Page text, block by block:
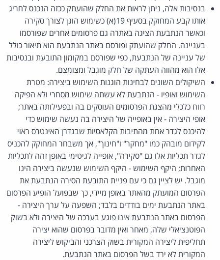
בנסיבות אלה, ניתן לראות את החלק שהועתק ככזה הנכנס לחריג
אותו קבע המחוקק בסעיף 19(א) כשימוש הוגן לצורך סקירה
וכאשר הנתבעת הציגה באתרה גם פרסומים אחרים שפורסמו
בעניינה. החלק שהועתק ופורסם באתר הנתבעת הוא תיאור כולל
של עניינה של הנתבעת, כפי שפורסם במקומון התובעת ובנסיבות
אלו הוא מהווה העתקה של חלק מוגבל ומצומצם.
השיקולים השונים לבחינות הוגנות השימוש ביצירה: מטרת
השימוש ואופיו - הנתבעת לא עשתה שימוש מסחרי ולא הפיקה
רווח כלכלי מהצגת הפרסומים העוסקים בה ובפעילותה באתר;
אופי היצירה - אין באופייה של היצירה בה נעשה שימוש כדי
להיכנס לגדר אחת מהתיבות הקלאסיות שבגדרן האינטרס ראוי
לקידום מובהק כמו "מחקר" ו"חינוך", אך משבחר המחוקק להכניס
לגדר תכליות אלו גם "סקירה", אופייה לגיטימי באופן זהה לתכליות
האחרות; היקף השימוש - היקף השימוש שנעשה ביצירה הינו
מוגבל. יש לציין גם כי עם פניית התובעת הסירה הנתבעת את
הפרסום המועתק מהאתר באופן מיידי, כך שבפועל הופיע הפרסום
באתר הנתבעת ימים בודדים בלבד; השפעה על ערך היצירה -
הפרסום באתר הנתבעת אינו פוגע בערכה של היצירה ולא בשוק
הפוטנציאלי שלה, מאחר ואין מדובר בפרסום שהוא יצירה
תחליפית ליצירה המקורית בשוק הצרכני והביקוש ליצירה
המקורית לא ירד בשל הפרסום באתר הנתבעת.